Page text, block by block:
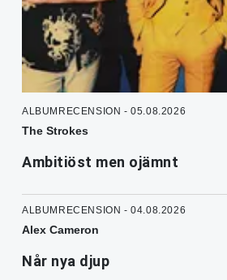
ALBUMRECENSION - 05.08.2026
The Strokes
Ambitiöst men ojämnt
ALBUMRECENSION - 04.08.2026
Alex Cameron
Når nya djup